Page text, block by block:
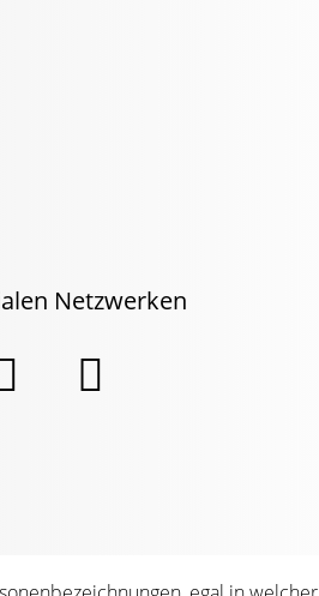
Netzwerken
